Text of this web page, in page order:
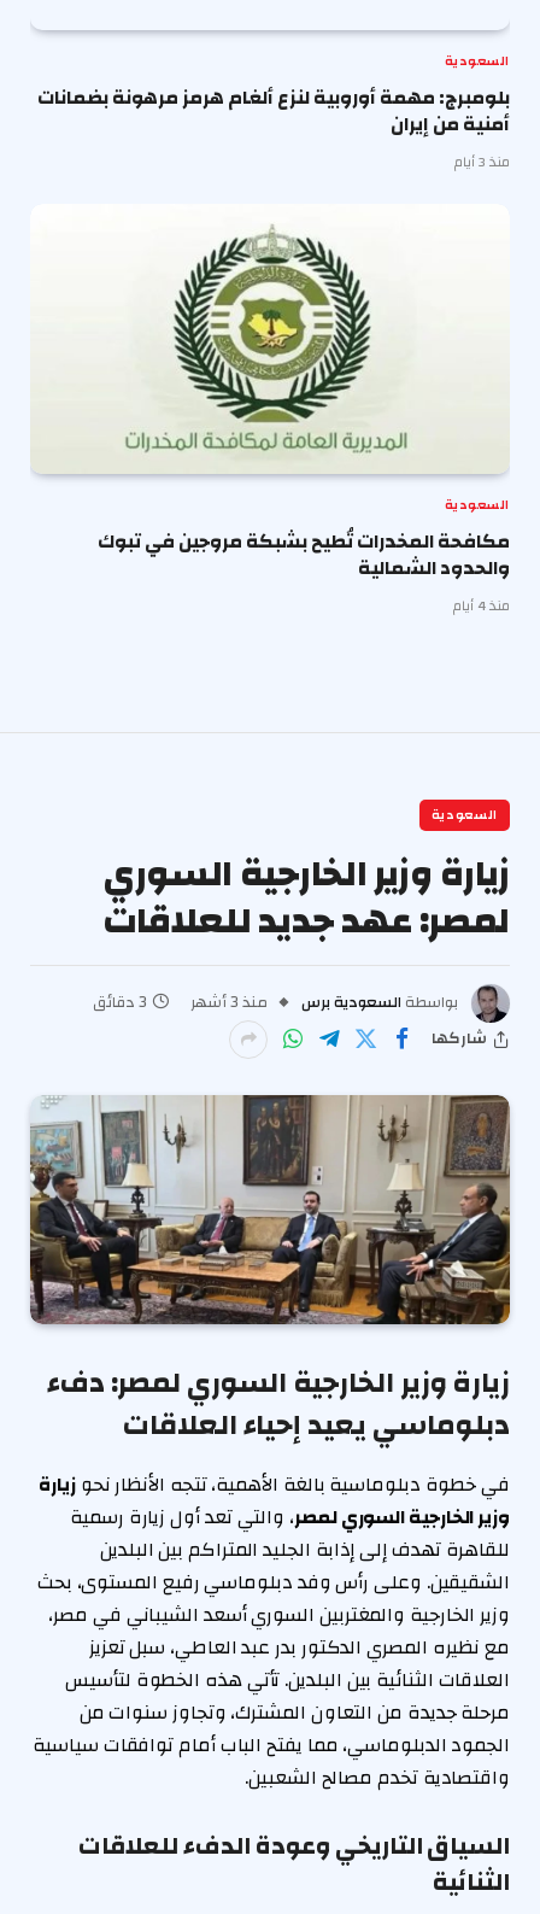
السعودية
بلومبرج: مهمة أوروبية لنزع ألغام هرمز مرهونة بضمانات
أمنية من إيران
منذ 3 أيام
السعودية
مكافحة المخدرات تُطيح بشبكة مروجين في تبوك
والحدود الشمالية
منذ 4 أيام
السعودية
زيارة وزير الخارجية السوري
لمصر: عهد جديد للعلاقات
بواسطة السعودية برس منذ 3 أشهر
3 دقائق
شاركها
زيارة وزير الخارجية السوري لمصر: دفء
دبلوماسي يعيد إحياء العلاقات
في خطوة دبلوماسية بالغة الأهمية، تتجه الأنظار نحوزيارة
وزير الخارجية السوري لمصر، والتي تعد أول زيارة رسمية
للقاهرة تهدف إلى إذابة الجليد المتراكم بين البلدين
الشقيقين. وعلى رأس وفد دبلوماسي رفيع المستوى، بحث
وزير الخارجية والمغتربين السوري أسعد الشيباني في مصر،
مع نظيره المصري الدكتور بدر عبد العاطي، سبل تعزيز
العلاقات الثنائية بين البلدين. تأتي هذه الخطوة لتأسيس
مرحلة جديدة من التعاون المشترك، وتجاوز سنوات من
الجمود الدبلوماسي، مما يفتح الباب أمام توافقات سياسية
واقتصادية تخدم مصالح الشعبين.
السياق التاريخي وعودة الدفء للعلاقات
الثنائية